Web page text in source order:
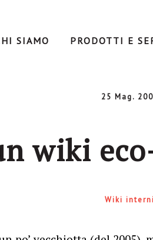
SIAMO PRODOTTI E
25 Mag.
wiki
Wiki interni